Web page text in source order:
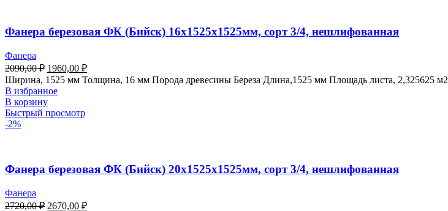
Фанера березовая ФК (Бийск) 16х1525х1525мм, сорт 3/4, нешлифованная
Фанера
2090,00₽ 1960,00 ₽
Ширина, 1525 мм Толщина, 16 мм Порода древесины Береза Длина,1525 мм Площадь листа, 2,325625 м2
В избранное
В корзину
Быстрый просмотр
-2%
Фанера березовая ФК (Бийск) 20х1525х1525мм, сорт 3/4, нешлифованная
Фанера
2720,00₽ 2670,00 ₽